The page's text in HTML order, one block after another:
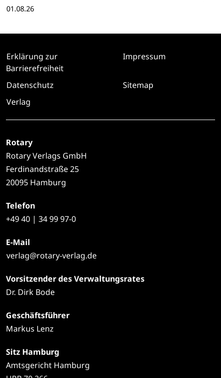
01.08.26
Erklärung zur
Barrierefreiheit
Impressum
Datenschutz
Sitemap
Verlag
Rotary
Rotary Verlags GmbH
Ferdinandstraße 25
20095 Hamburg
Telefon
+4940 | 34 99 97-0
E-Mail
verlag@rotary-verlag.de
Vorsitzender des Verwaltungsrates
Dr. Dirk Bode
Geschäftsführer
Markus Lenz
Sitz Hamburg
Amtsgericht Hamburg